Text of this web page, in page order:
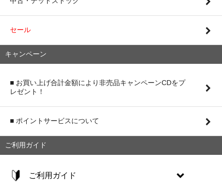
セール
キャンペーン
■ お買い上げ合計金額により非売品キャンペーンCDをプ
レゼント！
■ ポイントサービスについて
ご利用ガイド
ご利用ガイド